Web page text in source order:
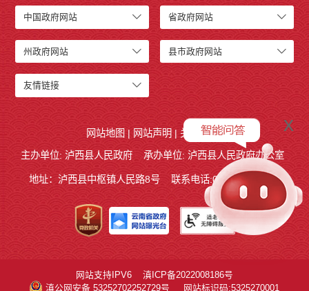
中国政府网站 省政府网站
州政府网站 县市政府网站
友情链接
网站地图 | 网站声明 | 关于我们
主办单位: 泸西县人民政府
承办单位: 泸西县人民政府办公室
地址：泸西县中枢镇人民路8号 联系电话:0873-6621715
x
网站支持IPV6
滇ICP备2022008186号
滇公网安备 53252702252729号
网站标识码:5325270001